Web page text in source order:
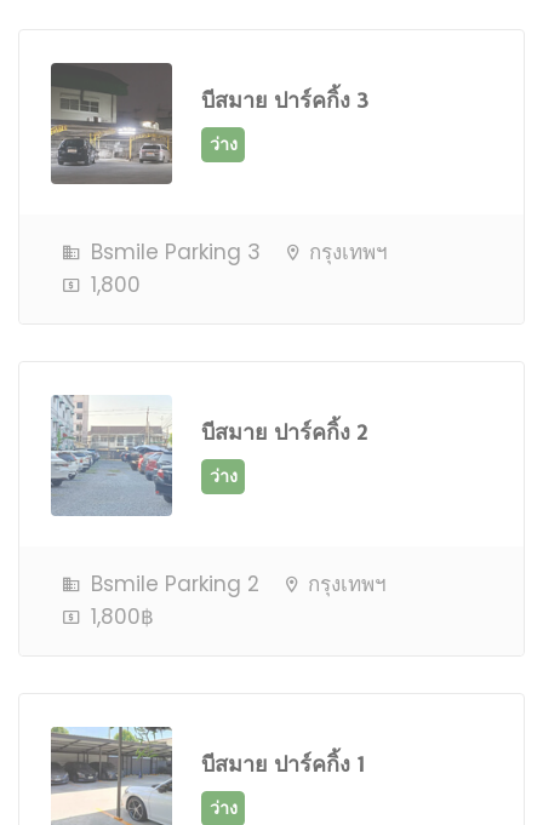
บีสมาย ปาร์คกิ้ง 3
Bsmile Parking 3
กรุงเทพฯ
1,800
บีสมาย ปาร์คกิ้ง 2
Bsmile Parking 2
กรุงเทพฯ
1,800฿
บีสมาย ปาร์คกิ้ง 1